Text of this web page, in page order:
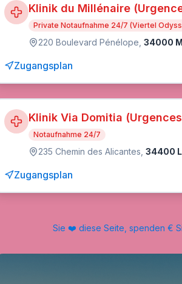
Klinik du Millénaire
Private Notaufnahme 24/7 (Viertel
220 Boulevard Pénélope 34000
Zugangsplan
Klinik Via Domitia
Notaufnahme 24/7
235 Chemin des Alicantes 34400
Zugangsplan
Sie ❤️ diese Seite, spenden €